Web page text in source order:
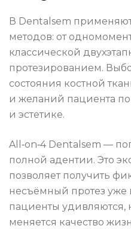
В Dentalsem
методов: от
классической
протезированием.
состояния костной
и желаний пациента
и эстетике.
All‑on‑4 Dentalsem —
полной адентии. Это
позволяет получить
несъёмный протез уже
пациенты удивляются,
меняется качество